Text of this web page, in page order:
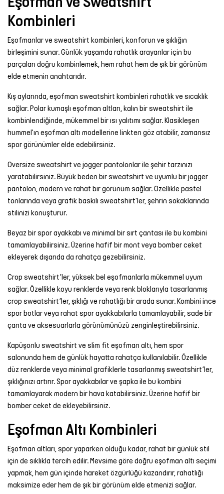
Kombinleri
Eşofmanlar ve sweatshirt kombinleri, konforun ve şıklığın
birleşimini sunar. Günlük yaşamda rahatlık arayanlar için bu
parçaları doğru kombinlemek, hem rahat hem de şık bir görünüm
elde etmenin anahtarıdır.
Kış aylarında, eşofman sweatshirt kombinleri rahatlık ve sıcaklık
sağlar. Polar kumaşlı eşofman altları, kalın bir sweatshirt ile
kombinlendiğinde, mükemmel bir ısı yalıtımı sağlar. Klasikleşen
hummel'ın eşofman altı modellerine linkten göz atabilir, zamansız
spor görünümler elde edebilirsiniz.
Oversize sweatshirt ve jogger pantolonlar ile şehir tarzınızı
yaratabilirsiniz. Büyük beden bir sweatshirt ve uyumlu bir jogger
pantolon, modern ve rahat bir görünüm sağlar. Özellikle pastel
tonlarında veya grafik baskılı sweatshirt'ler, şehrin sokaklarında
stilinizi konuşturur.
Beyaz bir spor ayakkabı ve minimal bir sırt çantası ile bu kombini
tamamlayabilirsiniz. Üzerine hafif bir mont veya bomber ceket
ekleyerek dışarıda da rahatça gezebilirsiniz.
Crop sweatshirt’ler, yüksek bel eşofmanlarla mükemmel uyum
sağlar. Özellikle koyu renklerde veya renk bloklarıyla tasarlanmış
crop sweatshirt’ler, şıklığı ve rahatlığı bir arada sunar. Kombini ince
spor botlar veya rahat spor ayakkabılarla tamamlayabilir, sade bir
çanta ve aksesuarlarla görünümünüzü zenginleştirebilirsiniz.
Kapüşonlu sweatshirt ve slim fit eşofman altı, hem spor
salonunda hem de günlük hayatta rahatça kullanılabilir. Özellikle
düz renklerde veya minimal grafiklerle tasarlanmış sweatshirt’ler,
şıklığınızı artırır. Spor ayakkabılar ve şapka ile bu kombini
tamamlayarak modern bir hava katabilirsiniz. Üzerine hafif bir
bomber ceket de ekleyebilirsiniz.
Eşofman Altı Kombinleri
Eşofman altları, spor yaparken olduğu kadar, rahat bir günlük stil
için de sıklıkla tercih edilir. Mevsime göre doğru eşofman altı seçimi
yapmak, hem gün içinde hareket özgürlüğü kazandırır, rahatlığı
maksimize eder hem de şık bir görünüm elde etmenizi sağlar.